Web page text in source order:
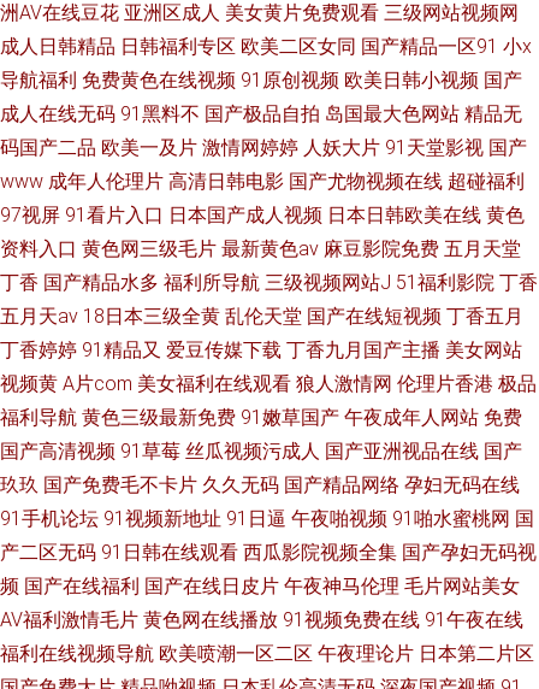
洲AV在线豆花 亚洲区成人 美女黄片免费观看 三级网站视频网
成人日韩精品 日韩福利专区 欧美二区女同 国产精品一区91 小x
导航福利 免费黄色在线视频 91原创视频 欧美日韩小视频 国产
成人在线无码 91黑料不 国产极品自拍 岛国最大色网站 精品无
码国产二品 欧美一及片 激情网婷婷 人妖大片 91天堂影视 国产
www 成年人伦理片 高清日韩电影 国产尤物视频在线 超碰福利
97视屏 91看片入口 日本国产成人视频 日本日韩欧美在线 黄色
资料入口 黄色网三级毛片 最新黄色av 麻豆影院免费 五月天堂
丁香 国产精品水多 福利所导航 三级视频网站J 51福利影院 丁香
五月天av 18日本三级全黄 乱伦天堂 国产在线短视频 丁香五月
丁香婷婷 91精品又 爱豆传媒下载 丁香九月国产主播 美女网站
视频黄 A片com 美女福利在线观看 狼人激情网 伦理片香港 极品
福利导航 黄色三级最新免费 91嫩草国产 午夜成年人网站 免费
国产高清视频 91草莓 丝瓜视频污成人 国产亚洲视品在线 国产
玖玖 国产免费毛不卡片 久久无码 国产精品网络 孕妇无码在线
91手机论坛 91视频新地址 91日逼 午夜啪视频 91啪水蜜桃网 国
产二区无码 91日韩在线观看 西瓜影院视频全集 国产孕妇无码视
频 国产在线福利 国产在线日皮片 午夜神马伦理 毛片网站美女
AV福利激情毛片 黄色网在线播放 91视频免费在线 91午夜在线
福利在线视频导航 欧美喷潮一区二区 午夜理论片 日本第二片区